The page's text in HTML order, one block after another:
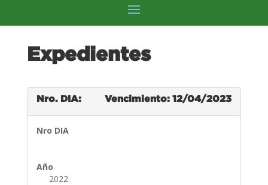
Expedientes
Nro. DIA: Vencimiento: 12/04/2023
Nro DIA
Año
2022